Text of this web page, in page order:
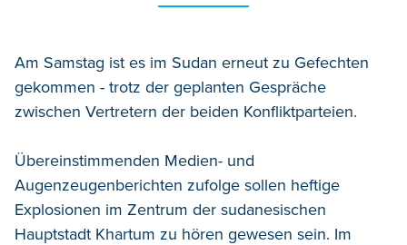
Am Samstag ist es im Sudan erneut zu Gefechten
gekommen - trotz der geplanten Gespräche
zwischen Vertretern der beiden Konfliktparteien.
Übereinstimmenden Medien- und
Augenzeugenberichten zufolge sollen heftige
Explosionen im Zentrum der sudanesischen
Hauptstadt Khartum zu hören gewesen sein. Im